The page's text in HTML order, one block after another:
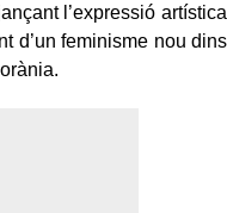
l’expressió artística
d’un feminisme nou dins